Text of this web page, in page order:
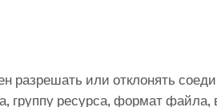
разрешать или отклонять
группу ресурса, формат файла,